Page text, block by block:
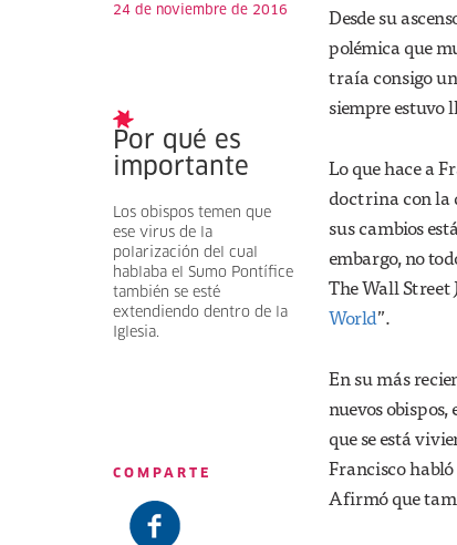
24 de noviembre de 2016
Por qué es
importante
Los obispos temen que
ese virus de la
polarización del cual
hablaba el Sumo Pontífice
también se esté
extendiendo dentro de la
Iglesia.
COMPARTE
Desde su
polémica que
traía consigo
siempre estuvo
Lo que hace a
doctrina con la
sus cambios
embargo, no
The Wall
World”.
En su más
nuevos
que se está
Francisco
Afirmó que